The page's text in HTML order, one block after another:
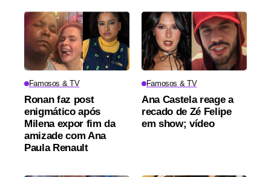
Famosos & TV
Ronan faz post
enigmático após
Milena expor fim da
amizade com Ana
Paula Renault
Famosos & TV
Ana Castela reage a
recado de Zé Felipe
em show; vídeo